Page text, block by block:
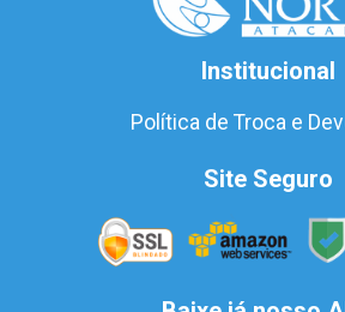
Institucional
Política de Troca e
Site Seguro